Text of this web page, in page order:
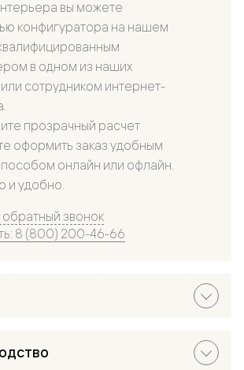
вы можете
конфигуратора на нашем
в одном из наших
сотрудником интернет-
прозрачный расчет
оформить заказ удобным
онлайн или офлайн.
и удобно.
обратный звонок
8 (800) 200-46-66